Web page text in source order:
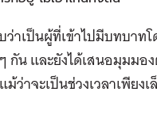
เป็นผู้ที่เข้าไปมีบทบาทโ
กัน และยังได้เสนอมุมม
ว่าจะเป็นช่วงเวลาเพีย